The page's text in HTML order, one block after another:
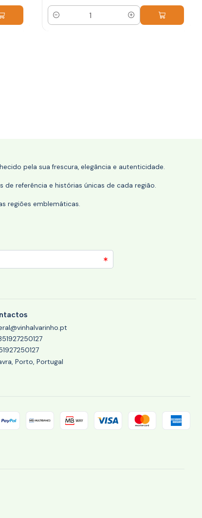
Quantidade
pela sua frescura, elegância e autenticidade.
referência e histórias únicas de cada região.
regiões emblemáticas.
Porto, Portugal